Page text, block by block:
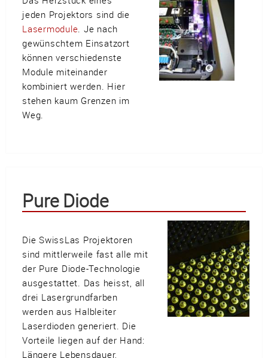
jeden Projektors sind die
Lasermodule. Je nach
gewünschtem Einsatzort
können verschiedenste
Module miteinander
kombiniert werden. Hier
stehen kaum Grenzen im
Weg.
Pure Diode
Die SwissLas Projektoren
sind mittlerweile fast alle mit
der Pure Diode-Technologie
ausgestattet. Das heisst, all
drei Lasergrundfarben
werden aus Halbleiter
Laserdioden generiert. Die
Vorteile liegen auf der Hand:
Längere Lebensdauer,